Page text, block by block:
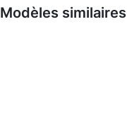
Modèles similaires
En savoir plus